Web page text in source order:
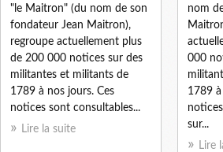
nom
000
1789
sur...
Lire
"le Maitron" (du nom de son
fondateur Jean Maitron),
regroupe actuellement plus
de 200 000 notices sur des
militantes et militants de
1789 à nos jours. Ces
notices sont consultables...
Lire la suite